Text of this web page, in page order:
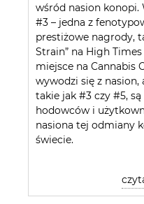
wśród nasion konopi.
#3 – jedna z
prestiżowe nagrody,
Strain” na High Times
miejsce na Cannabis
wywodzi się z
takie jak #3 czy #5,
hodowców i
nasiona tej odmiany
świecie.